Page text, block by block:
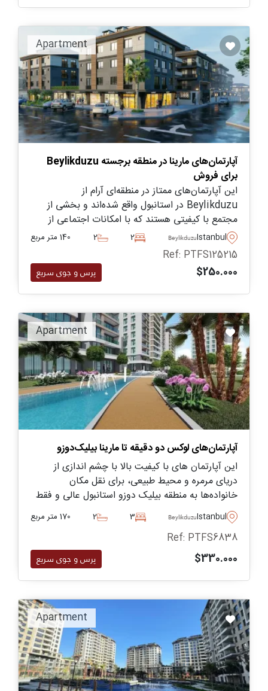
Apartment
آپارتمان‌های مارینا در منطقه برجسته Beylikduzu
برای فروش
این آپارتمان‌های ممتاز در منطقه‌ای آرام از
Beylikduzu در استانبول واقع شده‌اند و بخشی از
مجتمع با کیفیتی هستند که با امکانات اجتماعی از
جمله استخر شنا، باغ‌های منظره‌سازی شده و باشگاه
ورزشی تجهیز شده است.
Istanbul
Beylikduzu
2
2 140 متر مربع
Ref: PTFS125215
$250.000 پرس و جوی سریع
Apartment
آپارتمان‌های لوکس دو دقیقه تا مارینا بیلیک‌دوزو
این آپارتمان های با کیفیت بالا با چشم اندازی از
دریای مرمره و محیط طبیعی، برای نقل مکان
خانواده‌ها به منطقه بیلیک دوزو استانبول عالی و فقط
چند دقیقه با نیازهای روزانه فاصله دارند.
Istanbul
Beylikduzu
3
2 170 متر مربع
Ref: PTFS6838
$330.000 پرس و جوی سریع
Apartment